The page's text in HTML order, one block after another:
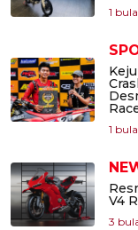
1
1
V4
3